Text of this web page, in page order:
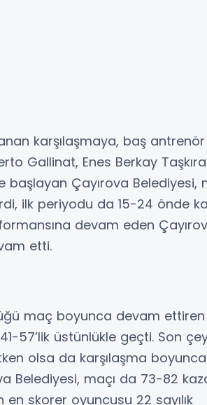
karşılaşmaya, baş
Gallinat, Enes Berkay
başlayan Çayırova Belediyesi,
ilk periyodu da 15-24 önde
devam eden
etti.
maç boyunca devam ettiren
57’lik üstünlükle geçti. Son
olsa da karşılaşma
Belediyesi, maçı da 73-82
en skorer oyuncusu 22 sayılık